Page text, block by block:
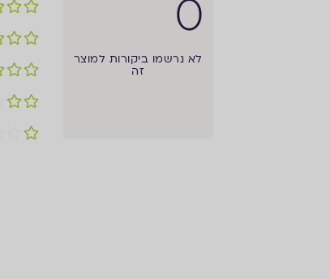
0
לא נרשמו ביקורות למוצר
זה